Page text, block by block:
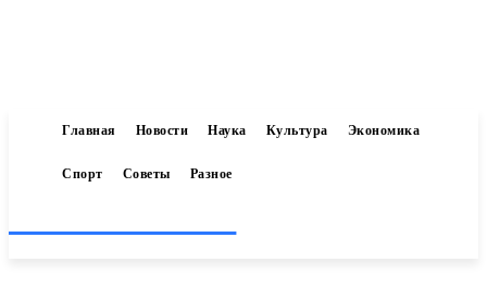
Главная Новости Наука Культура Экономика
Спорт Советы Разное